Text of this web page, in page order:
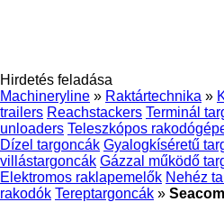
Hirdetés feladása
Machineryline » Raktártechnika »
trailers Reachstackers Terminál
unloaders Teleszkópos
Dízel targoncák Gyalogkíséretű
villástargoncák Gázzal működő
Elektromos raklapemelők Nehéz
rakodók Tereptargoncák »